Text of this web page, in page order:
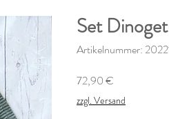
Set
Artikelnummer:
72,90 €
zzgl. Versand